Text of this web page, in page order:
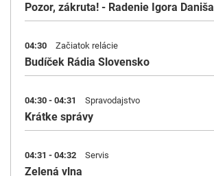
Pozor, zákruta! - Radenie Igora Daniša
04:30 Začiatok relácie
Budíček Rádia Slovensko
04:30 - 04:31 Spravodajstvo
Krátke správy
04:31 - 04:32 Servis
Zelená vlna